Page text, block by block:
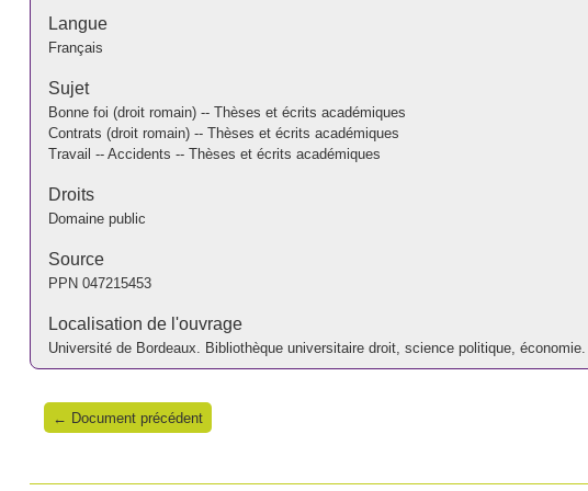
Langue
Français
Sujet
Bonne foi (droit romain) -- Thèses et écrits académiques
Contrats (droit romain) -- Thèses et écrits académiques
Travail -- Accidents -- Thèses et écrits académiques
Droits
Domaine public
Source
PPN 047215453
Localisation de l'ouvrage
Université de Bordeaux. Bibliothèque universitaire droit, science politique,
← Document précédent